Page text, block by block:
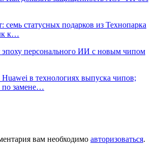
семь статусных подарков из Технопарка
к…
эпоху персонального ИИ с новым чипом
в технологиях выпуска чипов;
по замене…
вам необходимо авторизоваться.